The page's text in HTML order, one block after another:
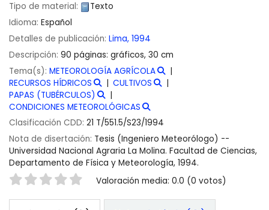
Tipo de material:
Texto
Idioma: Español
Detalles de publicación: Lima, 1994
Descripción: 90 páginas: gráficos, 30 cm
Tema(s): METEOROLOGÍA AGRÍCOLA
RECURSOS HÍDRICOS
CULTIVOS
PAPAS (TUBÉRCULOS)
CONDICIONES METEOROLÓGICAS
Clasificación CDD: 21 T/551.5/S23/1994
Nota de disertación: Tesis (Ingeniero Meteorólogo) --
Universidad Nacional Agraria La Molina. Facultad de Ciencias,
Departamento de Física y Meteorología, 1994.
Valoración Valoración media: 0.0 (0 votos)